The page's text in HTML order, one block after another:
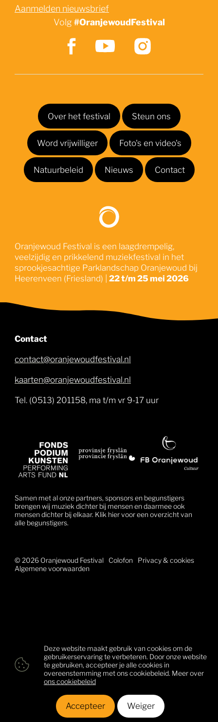
Aanmelden nieuwsbrief
Volg #OranjewoudFestival
Over het festival Steun ons
Word vrijwilliger Foto's en video's
Natuurbeleid Nieuws Contact
Oranjewoud Festival is een laagdrempelig,
veelzijdig en prikkelend muziekfestival in het
sprookjesachtige Parklandschap Oranjewoud bij
Heerenveen (Friesland) | 22 t/m 25 mei 2026
Contact
contact@oranjewoudfestival.nl
kaarten@oranjewoudfestival.nl
Tel. (0513) 201158, ma t/m vr 9-17 uur
Samen met al onze partners, sponsors en begunstigers
brengen wij muziek dichter bij mensen en daarmee ook
mensen dichter bij elkaar. Klik hier voor een overzicht van
alle begunstigers.
© 2026 Oranjewoud Festival Colofon
Privacy & cookies
Algemene voorwaarden
Deze website maakt gebruik van cookies om de
gebruikerservaring te verbeteren. Door onze website
te gebruiken, accepteer je alle cookies in
overeenstemming met ons cookiebeleid. Meer over
ons cookiebeleid
Accepteer Weiger